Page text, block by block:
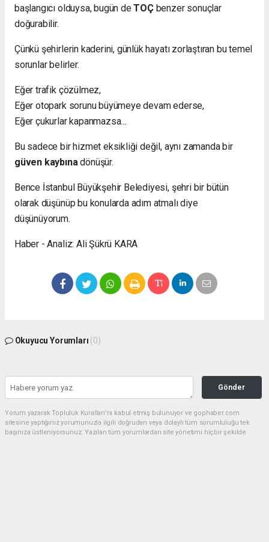
başlangıcı olduysa, bugün deTOÇbenzer sonuçlar
doğurabilir.
Çünkü şehirlerin kaderini, günlük hayatı zorlaştıran bu temel
sorunlar belirler.
Eğer trafik çözülmez,
Eğer otopark sorunu büyümeye devam ederse,
Eğer çukurlar kapanmazsa…
Bu sadece bir hizmet eksikliği değil, aynı zamanda bir
güven kaybına dönüşür.
Bence İstanbul Büyükşehir Belediyesi, şehri bir bütün
olarak düşünüp bu konularda adım atmalı diye
düşünüyorum.
Haber - Analiz: Ali Şükrü KARA
Okuyucu Yorumları (0)
Gönder
Yorum yazarak Topluluk Kuralları’nı kabul etmiş bulunuyor ve gophaber.com
sitesine yaptığınız yorumunuzla ilgili doğrudan veya dolaylı tüm sorumluluğu tek
başınıza üstleniyorsunuz. Yazılan tüm yorumlardan site yönetimi hiçbir şekilde